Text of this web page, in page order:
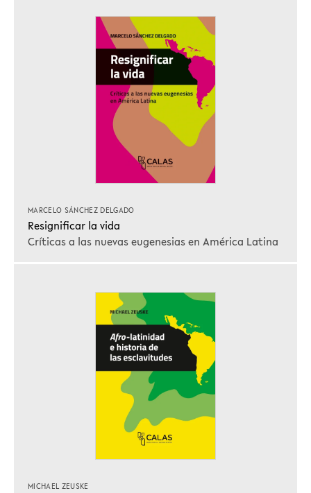
MARCELO SÁNCHEZ DELGADO
Resignificar la vida
Críticas a las nuevas eugenesias en América Latina
MICHAEL ZEUSKE